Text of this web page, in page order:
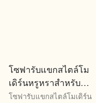
โซฟารับแขกสไตล์โม
เดิร์นหรูหราสำหรับ
สำนักงานและห้องนั่งเล่น
โซฟารับแขกสไตล์โมเดิร์น